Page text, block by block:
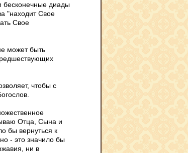
бесконечные диады
"находит Свое
Свое
может быть
чтобы с
Отца, Сына и
бы вернуться к
- это значило бы
ни в